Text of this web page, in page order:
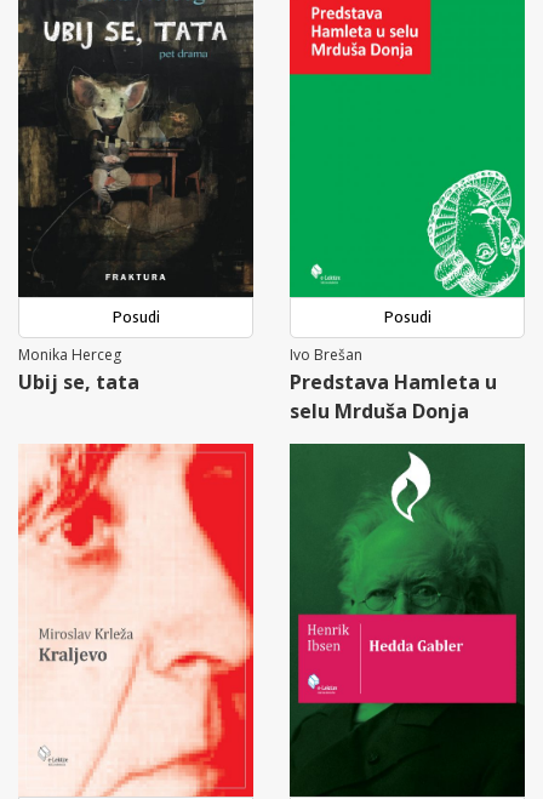
Posudi
Monika Herceg
Ubij se, tata
Posudi
Ivo Brešan
Predstava Hamleta u
selu Mrduša Donja